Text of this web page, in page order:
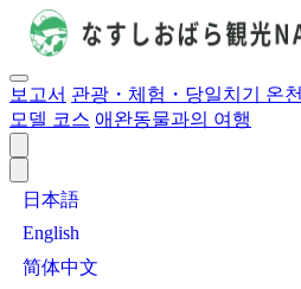
보고서 관광・체험・당일치기 온천
모델 코스 애완동물과의 여행
日本語
English
简体中文